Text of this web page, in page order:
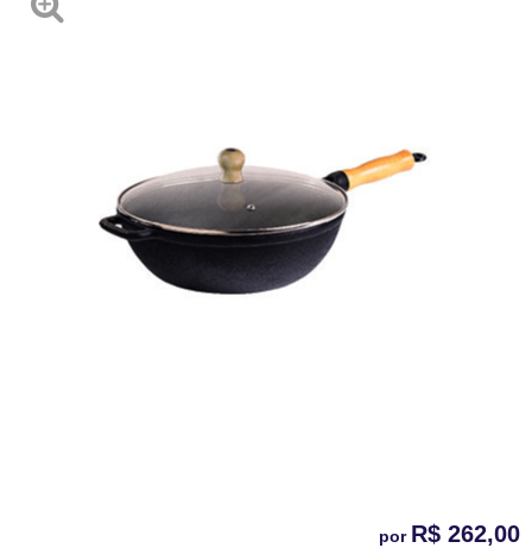
por R$ 262,00